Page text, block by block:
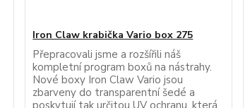
Iron Claw krabička Vario box 275
Přepracovali jsme a rozšířili náš
kompletní program boxů na nástrahy.
Nové boxy Iron Claw Vario jsou
zbarveny do transparentní šedé a
poskytují tak určitou UV ochranu, která